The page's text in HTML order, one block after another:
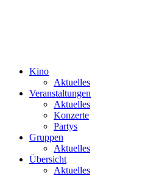
Kino
Aktuelles
Veranstaltungen
Aktuelles
Konzerte
Partys
Gruppen
Aktuelles
Übersicht
Aktuelles